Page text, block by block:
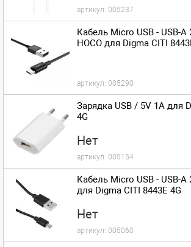
артикул: 005237
Кабель Micro USB - USB-
HOCO для Digma CITI
артикул: 005290
Зарядка USB / 5V 1A для
4G
Нет
артикул: 005154
Кабель Micro USB - USB-A
для Digma CITI 8443E 4G
Нет
артикул: 005060